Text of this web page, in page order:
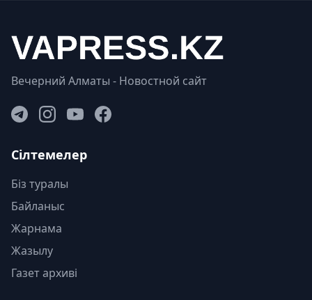
Вечерний Алматы - Новостной сайт
Сілтемелер
Біз туралы
Байланыс
Жарнама
Жазылу
Газет архиві